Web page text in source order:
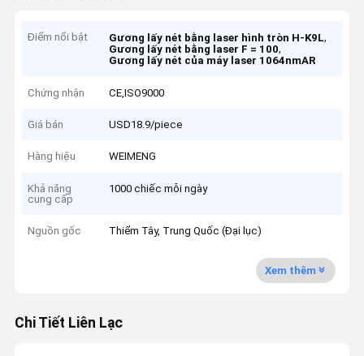
Điểm nổi bật Gương lấy nét bằng laser hình tròn H-K9L,
Gương lấy nét bằng laser F = 100,
Gương lấy nét của máy laser 1064nmAR
Chứng nhận CE,ISO9000
Giá bán USD18.9/piece
Hàng hiệu WEIMENG
Khả năng
cung cấp
1000 chiếc mỗi ngày
Nguồn gốc Thiểm Tây, Trung Quốc (Đại lục)
Xem thêm
Chi Tiết Liên Lạc